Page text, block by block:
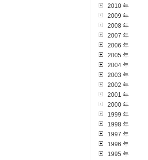
2010 年
2009 年
2008 年
2007 年
2006 年
2005 年
2004 年
2003 年
2002 年
2001 年
2000 年
1999 年
1998 年
1997 年
1996 年
1995 年